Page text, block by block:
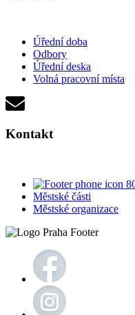
Úřední doba
Odbory
Úřední deska
Volná pracovní místa
Kontakt
Městské části
Městské organizace